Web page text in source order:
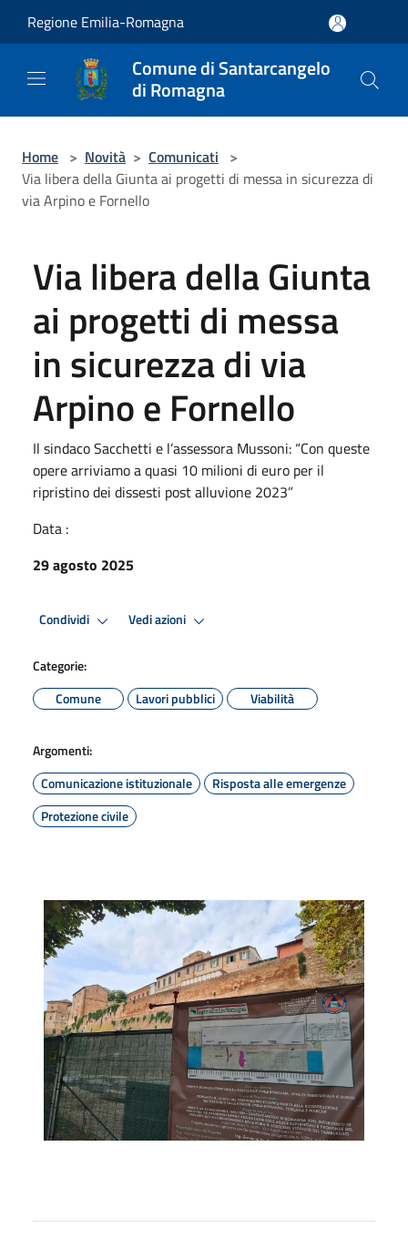
Regione Emilia-Romagna
Comune di Santarcangelo
di Romagna
Home > Novità > Comunicati >
Via libera della Giunta ai progetti di messa in sicurezza di
via Arpino e Fornello
Via libera della Giunta
ai progetti di messa
in sicurezza di via
Arpino e Fornello
Il sindaco Sacchetti e l’assessora Mussoni: “Con queste
opere arriviamo a quasi 10 milioni di euro per il
ripristino dei dissesti post alluvione 2023”
Data :
29 agosto 2025
Condividi Vedi azioni
Categorie:
Comune
Lavori pubblici Viabilità
Argomenti:
Comunicazione istituzionale
Risposta alle emergenze
Protezione civile